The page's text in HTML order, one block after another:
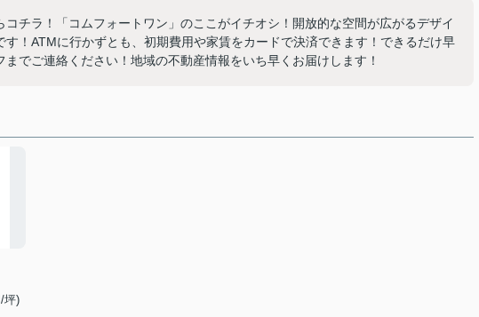
チラ！「コムフォートワン」のここがイチオシ！開放的な空間が広がるデザイ
！ATMに行かずとも、初期費用や家賃をカードで決済できます！できるだけ早
でご連絡ください！地域の不動産情報をいち早くお届けします！
坪)